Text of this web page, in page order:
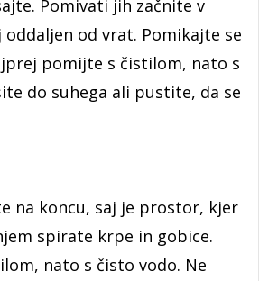
Pomivati jih začnite v
od vrat. Pomikajte se
pomijte s čistilom, nato s
do suhega ali pustite, da se
na koncu, saj je prostor, kjer
spirate krpe in gobice.
nato s čisto vodo. Ne